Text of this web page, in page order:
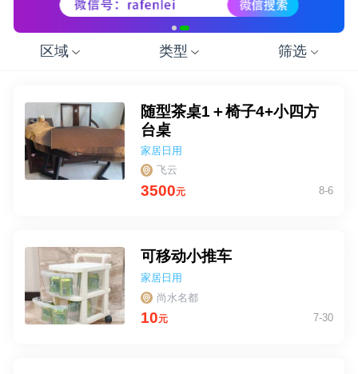
区域 类型 筛选
随型茶桌1＋椅子4+小四方
台桌
家居日用
飞云
3500元 8-6
可移动小推车
家居日用
尚水名都
10元 7-30